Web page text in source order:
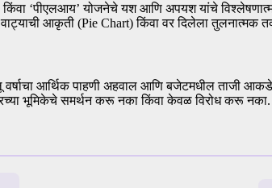
किंवा ‘पीएलआय’ योजनेचे यश आणि अपयश यांचे
वाट्याची आकृती (Pie Chart) किंवा वर दिलेला
आर्थिक पाहणी अहवाल आणि बजेटमधील ताजी
भूमिकेचे समर्थन करू नका किंवा केवळ विरोध करू